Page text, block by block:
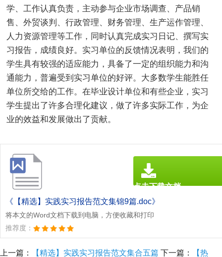
学、工作认真负责，主动参与企业市场调查、产品销
售、外贸谈判、行政管理、财务管理、生产运作管理、
人力资源管理等工作，同时认真完成实习日记、撰写实
习报告，成绩良好。实习单位的反馈情况表明，我们的
学生具有较强的适应能力，具备了一定的组织能力和沟
通能力，普遍受到实习单位的好评。大多数学生能胜任
单位所交给的工作。在毕业设计单位和有些企业，实习
学生提出了许多合理化建议，做了许多实际工作，为企
业的效益和发展做出了贡献。
《【精选】实践实习报告范文集锦9篇.doc》
将本文的Word文档下载到电脑，方便收藏和打印
推荐度：
点击下载文档
文档为doc格式
上一篇： 【精选】实践实习报告范文集合五篇 下一篇： 【热